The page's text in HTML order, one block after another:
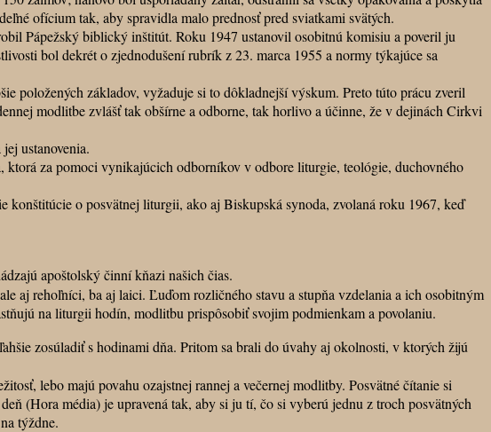
ofícium tak, aby spravidla malo prednosť pred sviatkami svätých.
Pápežský biblický inštitút. Roku 1947 ustanovil osobitnú komisiu a poveril ju
bol dekrét o zjednodušení rubrík z 23. marca 1955 a normy týkajúce sa
základov, vyžaduje si to dôkladnejší výskum. Preto túto prácu zveril
modlitbe zvlášť tak obšírne a odborne, tak horlivo a účinne, že v dejinách Cirkvi
ustanovenia.
za pomoci vynikajúcich odborníkov v odbore liturgie, teológie, duchovného
o posvätnej liturgii, ako aj Biskupská synoda, zvolaná roku 1967, keď
apoštolský činní kňazi našich čias.
rehoľníci, ba aj laici. Ľuďom rozličného stavu a stupňa vzdelania a ich osobitným
na liturgii hodín, modlitbu prispôsobiť svojim podmienkam a povolaniu.
zosúladiť s hodinami dňa. Pritom sa brali do úvahy aj okolnosti, v ktorých žijú
lebo majú povahu ozajstnej rannej a večernej modlitby. Posvätné čítanie si
(Hora média) je upravená tak, aby si ju tí, čo si vyberú jednu z troch posvätných
týždne.